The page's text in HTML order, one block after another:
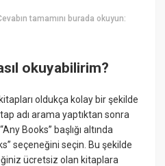
tamamını burada okuyun:
okuyabilirim?
oldukça kolay bir şekilde
adı arama yaptıktan sonra
Books” başlığı altında
seçeneğini seçin. Bu şekilde
ücretsiz olan kitaplara